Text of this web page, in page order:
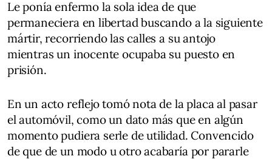
Le ponía enfermo la sola idea de que
permaneciera en libertad buscando a la siguiente
mártir, recorriendo las calles a su antojo
mientras un inocente ocupaba su puesto en
prisión.
En un acto reflejo tomó nota de la placa al pasar
el automóvil, como un dato más que en algún
momento pudiera serle de utilidad. Convencido
de que de un modo u otro acabaría por pararle